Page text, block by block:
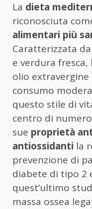
La dieta
riconosciuta
alimentari più
Caratterizzata
e verdura
olio extravergine
consumo
questo stile di
centro di
sue proprietà
antiossidanti la
prevenzione di
diabete di tipo 2
quest’ultimo
massa ossea